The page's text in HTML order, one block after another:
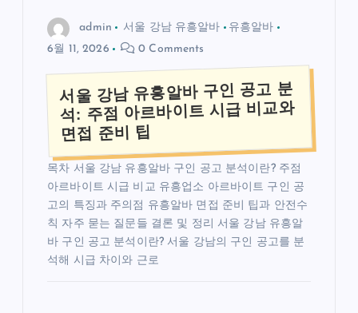
admin 서울 강남 유흥알바
유흥알바
6월 11, 2026
0 Comments
서울 강남 유흥알바 구인 공고 분
석: 주점 아르바이트 시급 비교와
면접 준비 팁
목차 서울 강남 유흥알바 구인 공고 분석이란? 주점
아르바이트 시급 비교 유흥업소 아르바이트 구인 공
고의 특징과 주의점 유흥알바 면접 준비 팁과 안전수
칙 자주 묻는 질문들 결론 및 정리 서울 강남 유흥알
바 구인 공고 분석이란? 서울 강남의 구인 공고를 분
석해 시급 차이와 근로